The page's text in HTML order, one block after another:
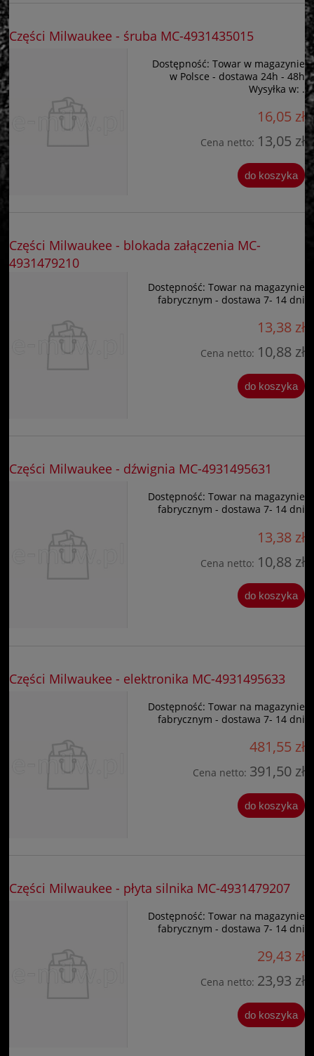
Części Milwaukee - śruba MC-4931435015
Dostępność: Towar w magazynie
w Polsce - dostawa 24h - 48h
Wysyłka w: .
16,05 zł
Cena netto: 13,05 zł
do koszyka
Części Milwaukee - blokada załączenia MC-
4931479210
Dostępność: Towar na magazynie
fabrycznym - dostawa 7- 14 dni
13,38 zł
Cena netto: 10,88 zł
do koszyka
Części Milwaukee - dźwignia MC-4931495631
Dostępność: Towar na magazynie
fabrycznym - dostawa 7- 14 dni
13,38 zł
Cena netto: 10,88 zł
do koszyka
Części Milwaukee - elektronika MC-4931495633
Dostępność: Towar na magazynie
fabrycznym - dostawa 7- 14 dni
481,55 zł
Cena netto: 391,50 zł
do koszyka
Części Milwaukee - płyta silnika MC-4931479207
Dostępność: Towar na magazynie
fabrycznym - dostawa 7- 14 dni
29,43 zł
Cena netto: 23,93 zł
do koszyka